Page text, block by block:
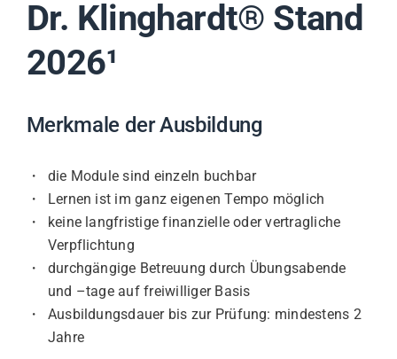
Dr. Klinghardt® Stand
2026¹
Merkmale der Ausbildung
die Module sind einzeln buchbar
Lernen ist im ganz eigenen Tempo möglich
keine langfristige finanzielle oder vertragliche
Verpflichtung
durchgängige Betreuung durch Übungsabende
und –tage auf freiwilliger Basis
Ausbildungsdauer bis zur Prüfung: mindestens 2
Jahre